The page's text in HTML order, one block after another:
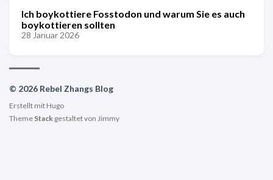
Ich boykottiere Fosstodon und warum Sie es auch
boykottieren sollten
28 Januar 2026
© 2026 Rebel Zhangs Blog
Erstellt mit Hugo
Theme Stack gestaltet von Jimmy